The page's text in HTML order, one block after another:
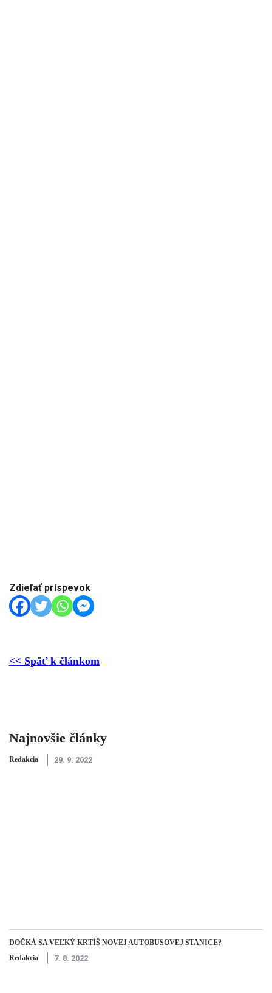
Zdieľať príspevok
<< Späť k článkom
Najnovšie články
Redakcia 29. 9. 2022
DOČKÁ SA VEĽKÝ KRTÍŠ NOVEJ AUTOBUSOVEJ STANICE?
Redakcia
7. 8. 2022